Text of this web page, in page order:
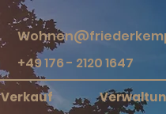
+49 176 - 2120 1647
Verkauf